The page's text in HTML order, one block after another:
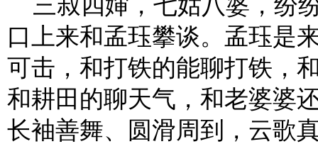
口上来和孟珏攀谈。孟珏是
可击，和打铁的能聊打铁，
和耕田的聊天气，和老婆婆
长袖善舞、圆滑周到，云歌